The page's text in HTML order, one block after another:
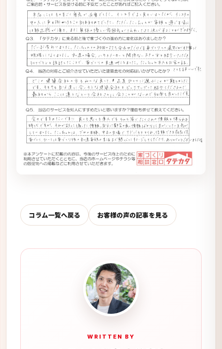
コラム一覧へ戻る お客様の声の記事を見る
WRITTEN BY